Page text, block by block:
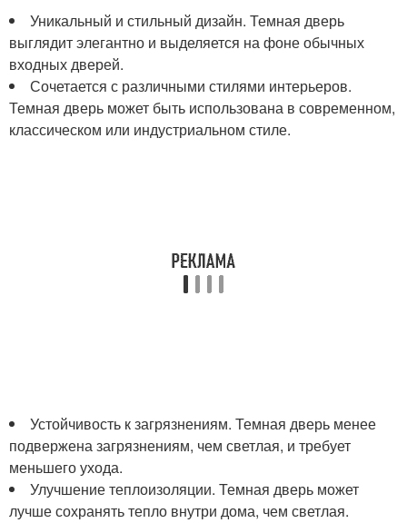
Уникальный и стильный дизайн. Темная дверь
выглядит элегантно и выделяется на фоне обычных
входных дверей.
Сочетается с различными стилями интерьеров.
Темная дверь может быть использована в современном,
классическом или индустриальном стиле.
Устойчивость к загрязнениям. Темная дверь менее
подвержена загрязнениям, чем светлая, и требует
меньшего ухода.
Улучшение теплоизоляции. Темная дверь может
лучше сохранять тепло внутри дома, чем светлая.